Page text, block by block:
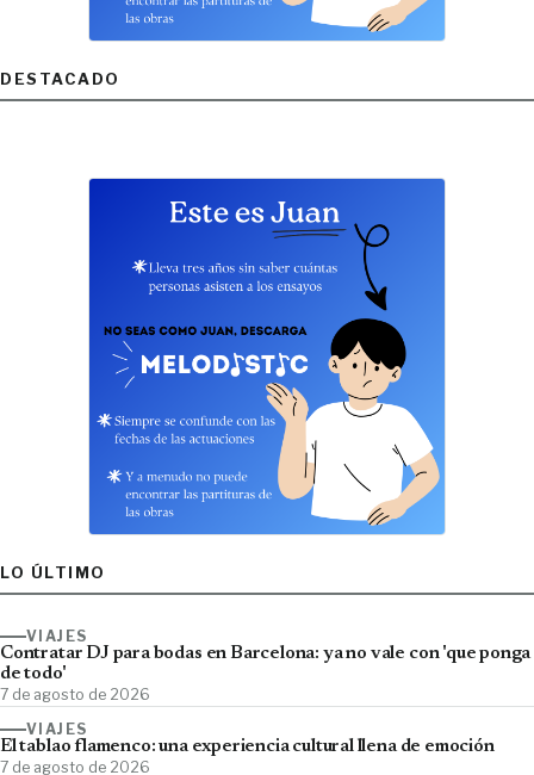
DESTACADO
LO ÚLTIMO
VIAJES
Contratar DJ para bodas en Barcelona: ya no vale con 'que ponga
de todo'
7 de agosto de 2026
VIAJES
El tablao flamenco: una experiencia cultural llena de emoción
7 de agosto de 2026